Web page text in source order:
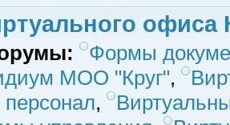
офиса
Формы
МОО "Круг",
,